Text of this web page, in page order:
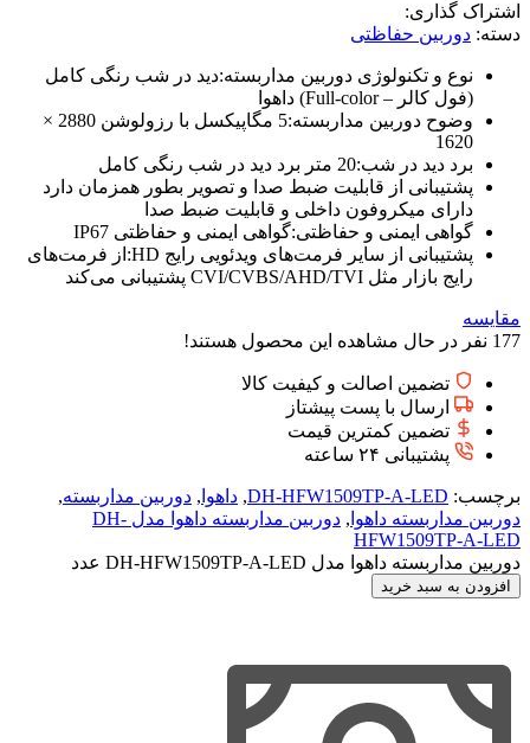
اشتراک گذاری:
دسته: دوربین حفاظتی
نوع و تکنولوژی دوربین مداربسته:دید در شب رنگی کامل
(فول کالر – Full-color) داهوا
وضوح دوربین مداربسته:5 مگاپیکسل با رزولوشن 2880 ×
1620
برد دید در شب:20 متر برد دید در شب رنگی کامل
پشتیبانی از قابلیت ضبط صدا و تصویر بطور همزمان دارد
دارای میکروفون داخلی و قابلیت ضبط صدا
گواهی ایمنی و حفاظتی:گواهی ایمنی و حفاظتی IP67
پشتیبانی از سایر فرمت‌های ویدئویی رایج HD:از فرمت‌های
رایج بازار مثل CVI/CVBS/AHD/TVI پشتیبانی می‌کند
مقایسه
177 نفر در حال مشاهده این محصول هستند!
تضمین اصالت و کیفیت کالا
ارسال با پست پیشتاز
تضمین کمترین قیمت
پشتیبانی ۲۴ ساعته
برچسب: DH-HFW1509TP-A-LED
, داهوا , دوربین مداربسته,
دوربین مداربسته داهوا ,
دوربین مداربسته داهوا مدل DH-
HFW1509TP-A-LED
دوربین مداربسته داهوا مدل DH-HFW1509TP-A-LED عدد
افزودن به سبد خرید